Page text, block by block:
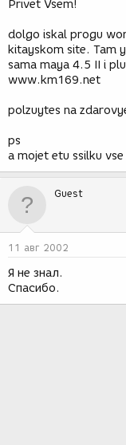
и
Privet Vsem!
dolgo iskal progu
kitayskom site. Tam
sama maya 4.5 II i
www.km169.net
polzuytes na
ps
a mojet etu ssilku vse
Guest
11 авг 2002
Я не знал.
Спасибо.